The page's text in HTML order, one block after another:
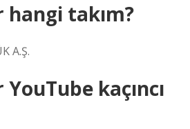
hangi takım?
A.Ş.
kaçıncı